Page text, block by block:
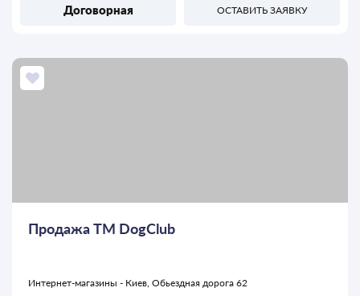
Договорная ОСТАВИТЬ ЗАЯВКУ
Продажа ТМ DogClub
Интернет-магазины - Киев, Обьездная дорога 62